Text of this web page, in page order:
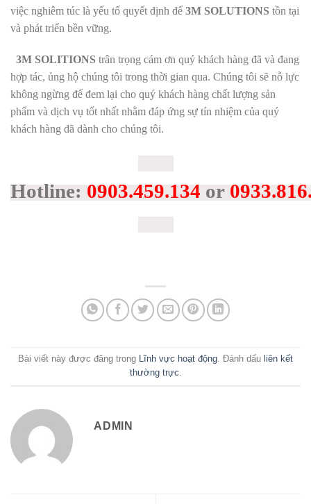
việc nghiêm túc là yếu tố quyết định để 3M SOLUTIONS tồn tại
và phát triển bền vững.
3M SOLITIONS trân trọng cám ơn quý khách hàng đã và đang
hợp tác, ủng hộ chúng tôi trong thời gian qua. Chúng tôi sẽ nỗ lực
không ngừng để đem lại cho quý khách hàng chất lượng sản
phẩm và dịch vụ tốt nhất nhằm đáp ứng sự tín nhiệm của quý
khách hàng đã dành cho chúng tôi.
Hotline: 0903.459.134 or
Bài viết này được đăng trong Lĩnh vực hoạt động. Đánh dấu liên kết
thường trực.
ADMIN